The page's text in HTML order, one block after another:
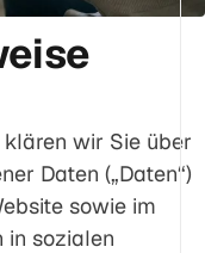
wir Sie über
Daten („Daten“)
sowie im
in sozialen